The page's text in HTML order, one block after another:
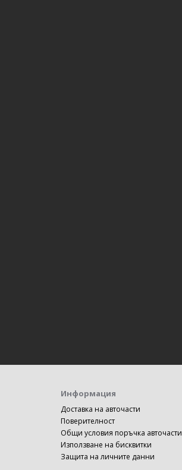
Информация
Доставка на авточасти
Поверителност
Общи условия поръчка авточасти
Използване на бисквитки
Защита на личните данни